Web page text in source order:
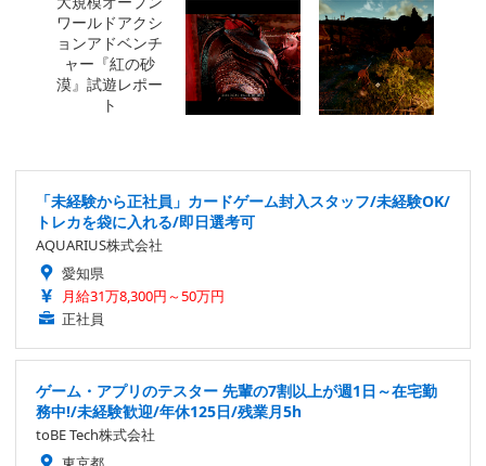
「未経験から正社員」カードゲーム封入スタッフ/未経験OK/
トレカを袋に入れる/即日選考可
AQUARIUS株式会社
愛知県
月給31万8,300円～50万円
正社員
ゲーム・アプリのテスター 先輩の7割以上が週1日～在宅勤
務中!/未経験歓迎/年休125日/残業月5h
toBE Tech株式会社